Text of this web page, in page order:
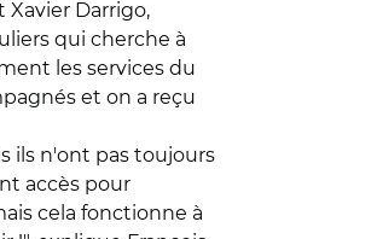
Xavier Darrigo,
qui cherche à
les services du
et on a reçu
ils n'ont pas toujours
accès pour
cela fonctionne à